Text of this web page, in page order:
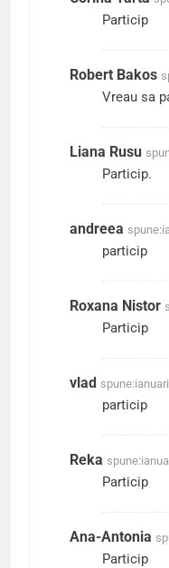
Particip
Robert Bakos
Vreau sa
Liana Rusu
Particip.
andreea spune:
particip
Roxana Nistor
Particip
vlad spune:
particip
Reka spune:
Particip
Ana-Antonia
Particip